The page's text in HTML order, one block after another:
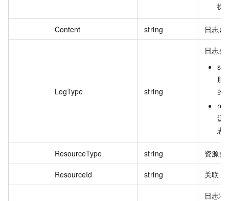
操
Content string 日志内
LogType string
日志
服
的
源
志
ResourceType string 资源类
ResourceId string 关联
日志